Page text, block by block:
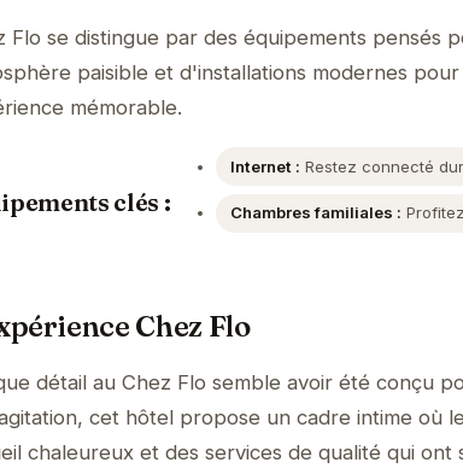
Flo se distingue par des équipements pensés
paisible et d'installations modernes
mémorable.
clés :
Internet : Restez connecté
Chambres familiales :
Chez Flo
détail au Chez Flo semble avoir été conçu
cet hôtel propose un cadre intime où
chaleureux et des services de qualité qui